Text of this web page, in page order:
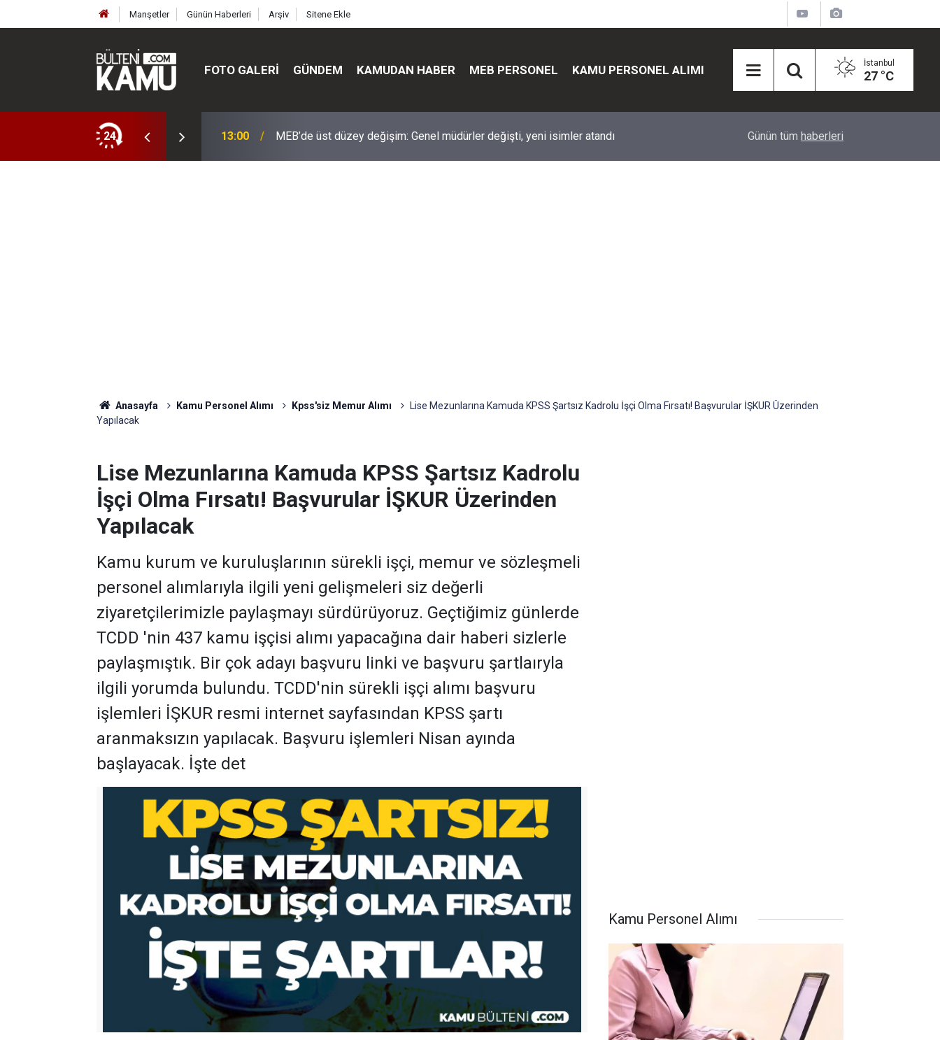
Manşetler Günün Haberleri Arşiv Sitene Ekle
FOTO GALERI GÜNDEM KAMUDAN HABER MEB PERSONEL KAMU PERSONEL ALIMI İstanbul
27 °C
24
ve enstitüler kuruldu, bazıları kapatıldı 13:00 MEB’de üst düzey değişim: Genel müdürler değişti, yeni isimler atandı Eğiti Bir Sen'den Kadınlar İçin Olay Teklif:
Günün tüm haberleri
Anasayfa Kamu Personel Alımı Kpss'siz Memur Alımı
Lise Mezunlarına Kamuda KPSS Şartsız Kadrolu İşçi Olma Fırsatı! Başvurular İŞKUR Üzerinden
Yapılacak
Lise Mezunlarına Kamuda KPSS Şartsız Kadrolu
İşçi Olma Fırsatı! Başvurular İŞKUR Üzerinden
Yapılacak
Kamu kurum ve kuruluşlarının sürekli işçi, memur ve sözleşmeli
personel alımlarıyla ilgili yeni gelişmeleri siz değerli
ziyaretçilerimizle paylaşmayı sürdürüyoruz. Geçtiğimiz günlerde
TCDD 'nin 437 kamu işçisi alımı yapacağına dair haberi sizlerle
paylaşmıştık. Bir çok adayı başvuru linki ve başvuru şartlaıryla
ilgili yorumda bulundu. TCDD'nin sürekli işçi alımı başvuru
işlemleri İŞKUR resmi internet sayfasından KPSS şartı
aranmaksızın yapılacak. Başvuru işlemleri Nisan ayında
başlayacak. İşte det
Kamu Personel Alımı